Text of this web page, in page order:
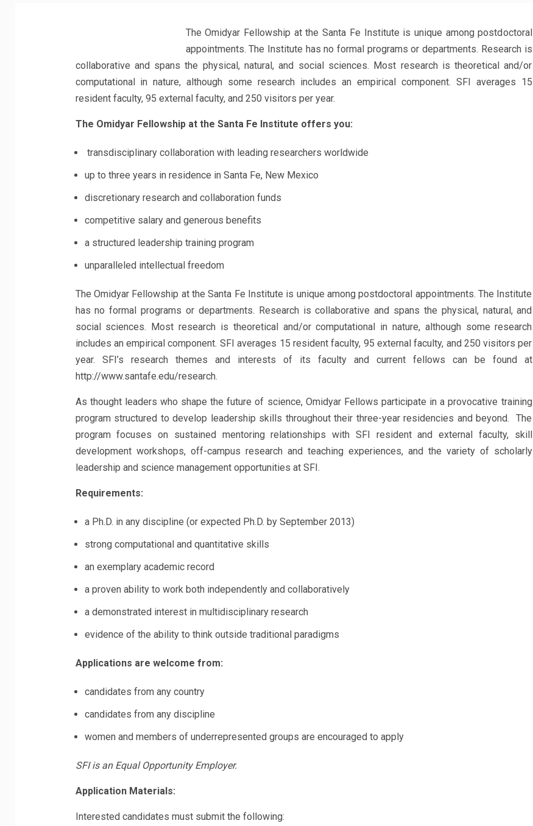
The Omidyar Fellowship at the Santa Fe Institute is unique among postdoctoral
appointments. The Institute has no formal programs or departments. Research is
collaborative and spans the physical, natural, and social sciences. Most research is theoretical and/or
computational in nature, although some research includes an empirical component. SFI averages 15
resident faculty, 95 external faculty, and 250 visitors per year.
The Omidyar Fellowship at the Santa Fe Institute offers you:
transdisciplinary collaboration with leading researchers worldwide
up to three years in residence in Santa Fe, New Mexico
discretionary research and collaboration funds
competitive salary and generous benefits
a structured leadership training program
unparalleled intellectual freedom
The Omidyar Fellowship at the Santa Fe Institute is unique among postdoctoral appointments. The Institute
has no formal programs or departments. Research is collaborative and spans the physical, natural, and
social sciences. Most research is theoretical and/or computational in nature, although some research
includes an empirical component. SFI averages 15 resident faculty, 95 external faculty, and 250 visitors per
year. SFI’s research themes and interests of its faculty and current fellows can be found at
http://www.santafe.edu/research.
As thought leaders who shape the future of science, Omidyar Fellows participate in a provocative training
program structured to develop leadership skills throughout their three-year residencies and beyond. The
program focuses on sustained mentoring relationships with SFI resident and external faculty, skill
development workshops, off-campus research and teaching experiences, and the variety of scholarly
leadership and science management opportunities at SFI.
Requirements:
a Ph.D. in any discipline (or expected Ph.D. by September 2013)
strong computational and quantitative skills
an exemplary academic record
a proven ability to work both independently and collaboratively
a demonstrated interest in multidisciplinary research
evidence of the ability to think outside traditional paradigms
Applications are welcome from:
candidates from any country
candidates from any discipline
women and members of underrepresented groups are encouraged to apply
SFI is an Equal Opportunity Employer.
Application Materials:
Interested candidates must submit the following: